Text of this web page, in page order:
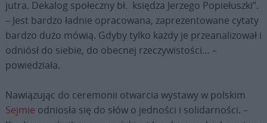
jutra. Dekalog społeczny bł. księdza Jerzego Popiełuszki”.
– Jest bardzo ładnie opracowana, zaprezentowane cytaty
bardzo dużo mówią. Gdyby tylko każdy je przeanalizował i
odniósł do siebie, do obecnej rzeczywistości… –
powiedziała.
Nawiązując do ceremonii otwarcia wystawy w polskim
Sejmie odniosła się do słów o jedności i solidarności. –